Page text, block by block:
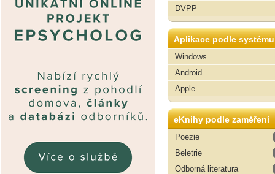
DVPP
Aplikace podle systému
Windows
Android
Apple
eKnihy podle zaměření
Poezie
Beletrie
Odborná literatura